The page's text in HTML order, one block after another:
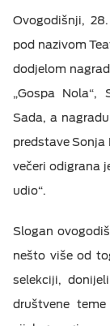
Ovogodišnji,
pod nazivom
dodjelom
„Gospa Nola“,
Sada, a
predstave Sonja
večeri odigrana
udio“.
Slogan
nešto više od
selekciji,
društvene